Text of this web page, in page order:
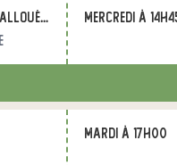
Centre François Gallouédec
mercredi à
mardi à 17h00